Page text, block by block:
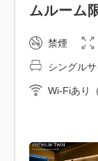
【プレミアム
●北館2階プレ
利用可能
●人気メーカ
zero）※ご指定
ムルーム
禁煙
シングル
Wi-Fiあり